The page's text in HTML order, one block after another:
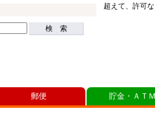
検 索
超えて、許可
郵便 貯金・ＡＴ